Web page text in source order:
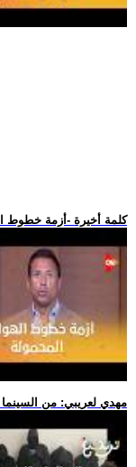
.. كلمة أخيرة -أزمة خطوط
.. مهدي لعريبي: من